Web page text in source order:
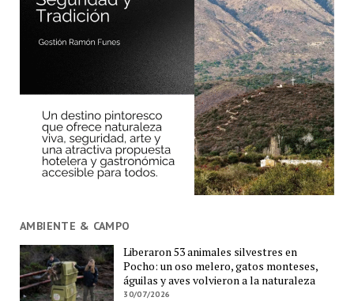
AMBIENTE & CAMPO
Liberaron 53 animales silvestres en
Pocho: un oso melero, gatos monteses,
águilas y aves volvieron a la naturaleza
30/07/2026